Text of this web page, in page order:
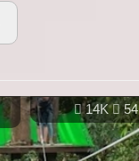
14K 54